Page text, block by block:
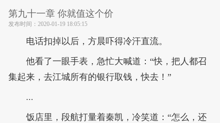
第九十一章 你就值这个价
发布时间： 2020-01-19 18:05:15
电话扣掉以后，方晨吓得冷汗直流。
他看了一眼手表，急忙大喊道：“快，把人都召
集起来，去江城所有的银行取钱，快去！”
...
饭店里，段航打量着秦凯，冷笑道：“怎么，还